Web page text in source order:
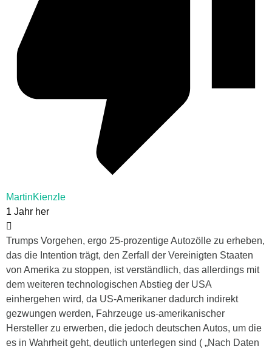
MartinKienzle
1 Jahr her
Trumps Vorgehen, ergo 25-prozentige Autozölle zu erheben,
das die Intention trägt, den Zerfall der Vereinigten Staaten
von Amerika zu stoppen, ist verständlich, das allerdings mit
dem weiteren technologischen Abstieg der USA
einhergehen wird, da US-Amerikaner dadurch indirekt
gezwungen werden, Fahrzeuge us-amerikanischer
Hersteller zu erwerben, die jedoch deutschen Autos, um die
es in Wahrheit geht, deutlich unterlegen sind ( „Nach Daten